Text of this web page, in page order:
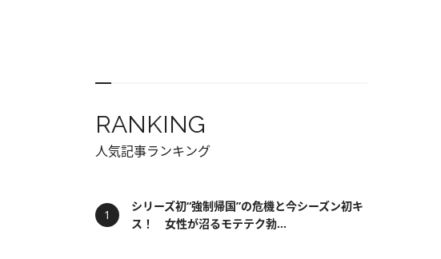
RANKING
人気記事ランキング
シリーズ初“強制帰国”の危機と今シーズン初キ
ス！ 女性が沼るモテテク勃...